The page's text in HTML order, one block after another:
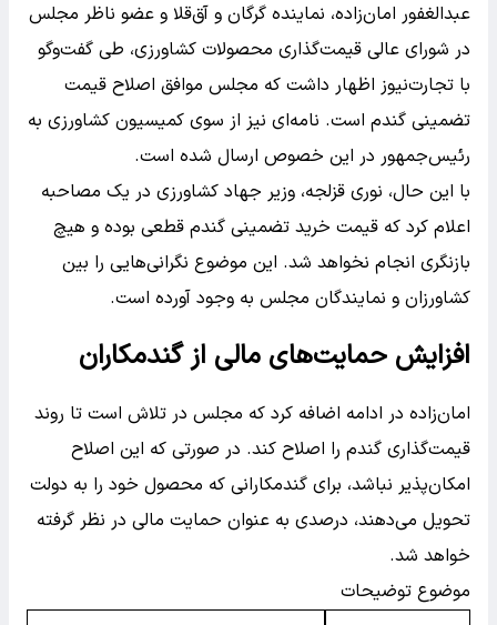
عبدالغفور امان‌زاده، نماینده گرگان و آق‌قلا و عضو ناظر مجلس
در شورای عالی قیمت‌گذاری محصولات کشاورزی، طی گفت‌وگو
با تجارت‌نیوز اظهار داشت که مجلس موافق اصلاح قیمت
تضمینی گندم است. نامه‌ای نیز از سوی کمیسیون کشاورزی به
رئیس‌جمهور در این خصوص ارسال شده است.
با این حال، نوری قزلجه، وزیر جهاد کشاورزی در یک مصاحبه
اعلام کرد که قیمت خرید تضمینی گندم قطعی بوده و هیچ
بازنگری انجام نخواهد شد. این موضوع نگرانی‌هایی را بین
کشاورزان و نمایندگان مجلس به وجود آورده است.
افزایش حمایت‌های مالی از گندمکاران
امان‌زاده در ادامه اضافه کرد که مجلس در تلاش است تا روند
قیمت‌گذاری گندم را اصلاح کند. در صورتی که این اصلاح
امکان‌پذیر نباشد، برای گندمکارانی که محصول خود را به دولت
تحویل می‌دهند، درصدی به عنوان حمایت مالی در نظر گرفته
خواهد شد.
موضوع توضیحات